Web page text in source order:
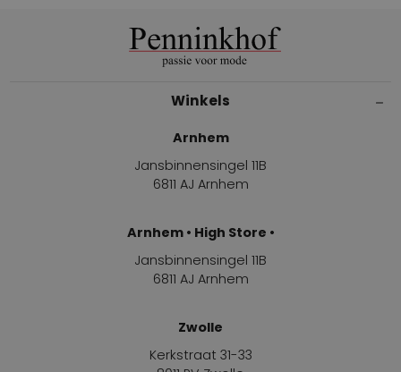
Winkels
Arnhem
Jansbinnensingel 11B
6811 AJ Arnhem
Arnhem • High Store •
Jansbinnensingel 11B
6811 AJ Arnhem
Zwolle
Kerkstraat 31-33